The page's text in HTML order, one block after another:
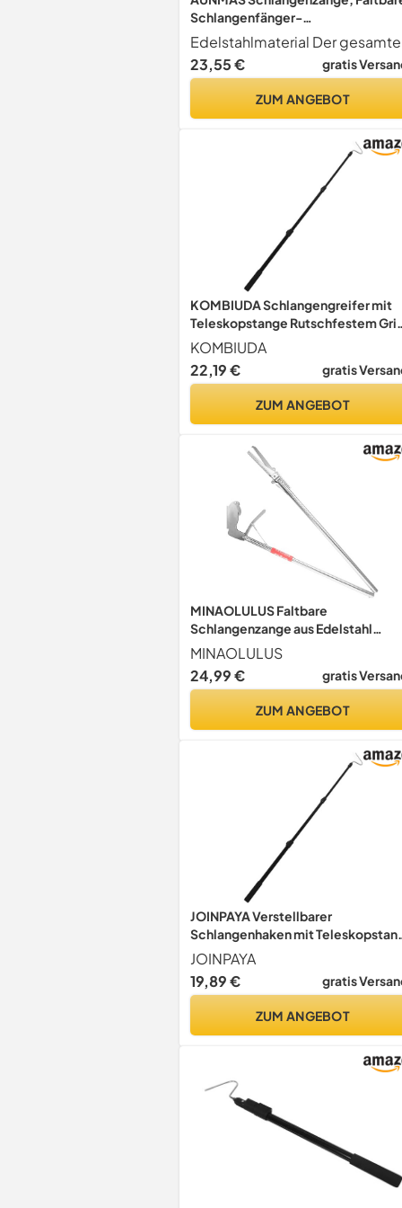
Schlangenfänger-
Handhabungswerkzeug aus
Edelstahl, Selbstverriegelbarer
Reptiliengreifer für
23,55 €
gratis
ZUM ANGEBOT
KOMBIUDA Schlangengreifer mit
Teleskopstange Rutschfestem
Faltbar und Langlebig
und Pflegestab für Outdoor und
Haustierhaltung
KOMBIUDA
22,19 €
gratis
ZUM ANGEBOT
MINAOLULUS Faltbare
Schlangenzange aus Edelstahl
Leichter Schlangenfänger Clip mit
Sicherem Verschluss für Garten
Landwirtschaft und Bergarbeit
MINAOLULUS
24,99 €
gratis
ZUM ANGEBOT
JOINPAYA Verstellbarer
Schlangenhaken mit
Rutschfester Griff Robuster
Schlangenfänger für Camping und
Reptilienpflege
JOINPAYA
19,89 €
gratis
ZUM ANGEBOT